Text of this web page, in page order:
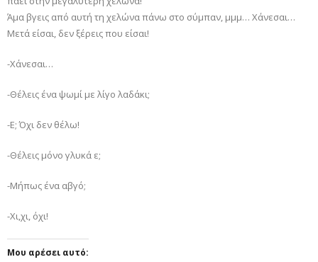
Άμα βγεις από αυτή τη χελώνα πάνω στο σύμπαν, μμμ… Χάνεσαι…
Μετά είσαι, δεν ξέρεις που είσαι!
-Χάνεσαι…
-Θέλεις ένα ψωμί με λίγο λαδάκι;
-Ε; Όχι δεν θέλω!
-Θέλεις μόνο γλυκά ε;
-Μήπως ένα αβγό;
-Χι,χι, όχι!
Μου αρέσει αυτό: